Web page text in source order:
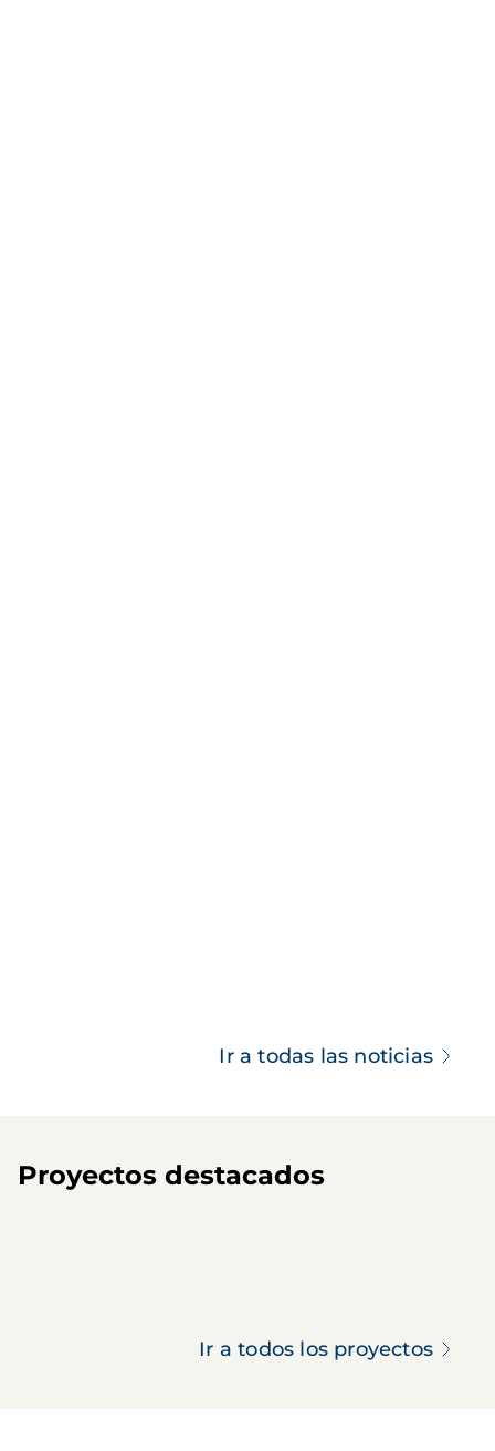
Ir a todas las noticias
Proyectos destacados
Ir a todos los proyectos